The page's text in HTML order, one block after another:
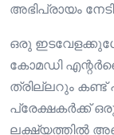
അഭിപ്രായം
ഒരു
കോമഡി
ത്രില്ലറും കണ്ട്
പ്രേക്ഷകർക്ക്
ലക്ഷ്യത്തിൽ